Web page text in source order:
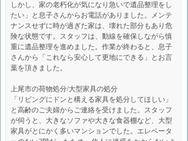
しかし、家の老朽化が気になり急いで遺品整理をし
たい」と息子さんからお電話がありました。メンテ
ナンスせずに時が過ぎた家は、壊れた部分もあり危
険な状態です。スタッフは、動線を確保しながら慎
重に遺品整理を進めました。作業が終わると、息子
さんから「これなら安心して更地にできる」とお言
葉を頂きました。
上尾市の荷物処分/大型家具の処分
「リビングにドンと構える家具を処分してほしい」
と高齢のご夫婦からご連絡を受けました。スタッフ
が伺うと、大きなソファや大きな食器棚など、大型
家具がとにかく多いマンションでした。エレベータ